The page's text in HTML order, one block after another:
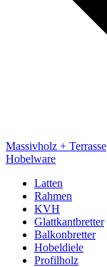
Massivholz + Terrasse
Hobelware
Latten
Rahmen
KVH
Glattkantbretter
Balkonbretter
Hobeldiele
Profilholz